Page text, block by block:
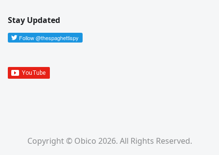
Stay Updated
Copyright © Obico 2026. All Rights Reserved.